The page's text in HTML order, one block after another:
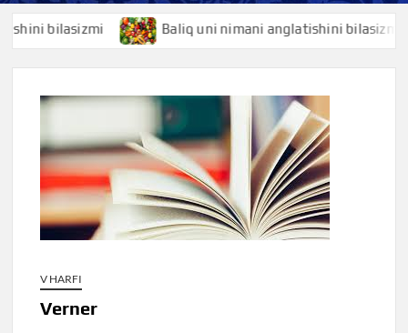
bilasizmi Baliq uni nimani anglatishini bilasizmi
V HARFI
Verner